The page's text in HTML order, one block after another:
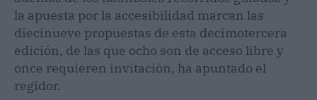
la apuesta por la accesibilidad marcan las
diecinueve propuestas de esta decimotercera
edición, de las que ocho son de acceso libre y
once requieren invitación, ha apuntado el
regidor.